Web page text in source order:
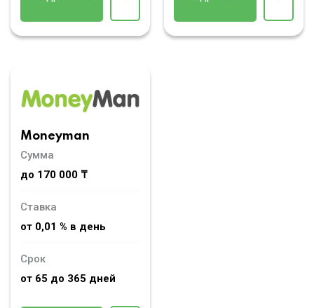
Moneyman
Сумма
до 170 000 ₸
Ставка
от 0,01 % в день
Срок
от 65 до 365 дней